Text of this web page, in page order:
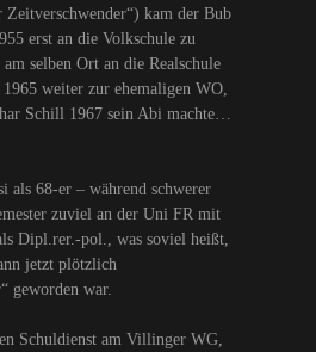
Zeitverschwender“) kam der Bub
erst an die Volkschule zu
selben Ort an die Realschule
weiter zur ehemaligen WO,
Schill 1967 sein Abi machte…
als 68-er – während schwerer
zuviel an der Uni FR mit
Dipl.rer.-pol., was soviel heißt,
jetzt plötzlich
geworden war.
Schuldienst am Villinger WG,